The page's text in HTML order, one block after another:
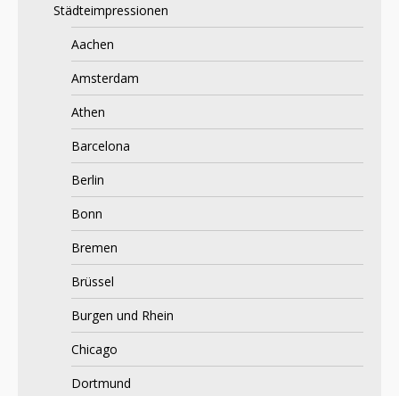
Städteimpressionen
Aachen
Amsterdam
Athen
Barcelona
Berlin
Bonn
Bremen
Brüssel
Burgen und Rhein
Chicago
Dortmund